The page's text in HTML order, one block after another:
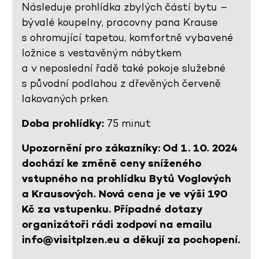
Následuje prohlídka zbylých částí bytu –
bývalé koupelny, pracovny pana Krause
s ohromující tapetou, komfortně vybavené
ložnice s vestavěným nábytkem
a v neposlední řadě také pokoje služebné
s původní podlahou z dřevěných červeně
lakovaných prken.
Doba prohlídky: 75 minut
Upozornění pro zákazníky: Od 1. 10. 2024
dochází ke změně ceny sníženého
vstupného na prohlídku Bytů Voglových
a Krausových. Nová cena je ve výši 190
Kč za vstupenku. Případné dotazy
organizátoři rádi zodpoví na emailu
info@visitplzen.eu a děkují za pochopení.